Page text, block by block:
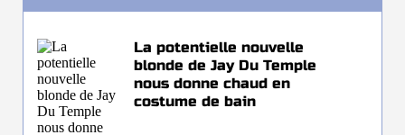
La potentielle nouvelle
blonde de Jay Du Temple
nous donne chaud en
costume de bain